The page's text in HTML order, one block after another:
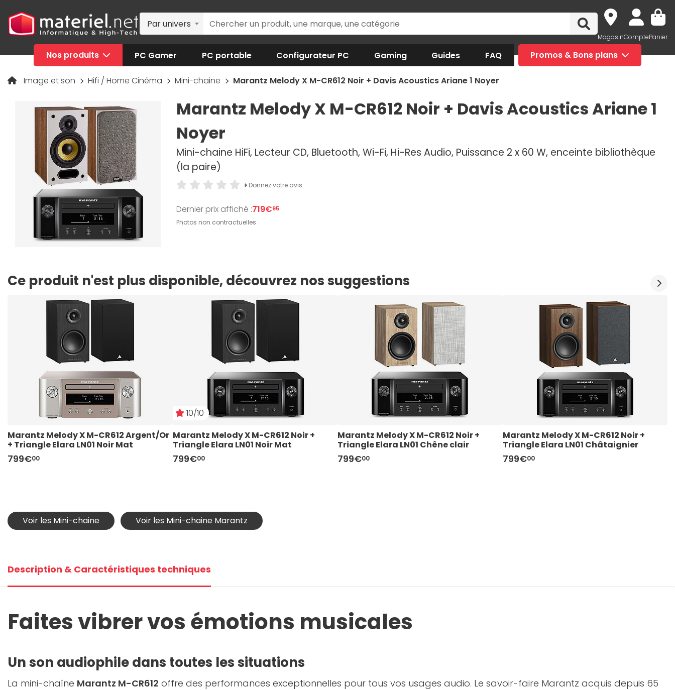
Par univers
MagasinComptePanier
Nos produits PC Gamer PC portable Configurateur PC Gaming Guides FAQ Promos & Bons plans
Image et son Hifi / Home Cinéma Mini-chaine Marantz Melody X M-CR612 Noir + Davis Acoustics Ariane 1 Noyer
Marantz Melody X M-CR612 Noir + Davis Acoustics Ariane 1
Noyer
Mini-chaine HiFi, Lecteur CD, Bluetooth, Wi-Fi, Hi-Res Audio, Puissance 2 x 60 W, enceinte bibliothèque
(la paire)
Donnez votre avis
Dernier prix affiché :719€95
Photos non contractuelles
Ce produit n'est plus disponible, découvrez nos suggestions
Marantz Melody X M-CR612 Argent/Or
+ Triangle Elara LN01 Noir Mat
799€00
10/10
Marantz Melody X M-CR612 Noir +
Triangle Elara LN01 Noir Mat
799€00
Marantz Melody X M-CR612 Noir +
Triangle Elara LN01 Chêne clair
799€00
Marantz Melody X M-CR612 Noir +
Triangle Elara LN01 Châtaignier
799€00
Voir les Mini-chaine Voir les Mini-chaine Marantz
Description & Caractéristiques techniques
Faites vibrer vos émotions musicales
Un son audiophile dans toutes les situations
La mini-chaîne Marantz M-CR612 offre des performances exceptionnelles pour tous vos usages audio. Le savoir-faire Marantz acquis depuis 65